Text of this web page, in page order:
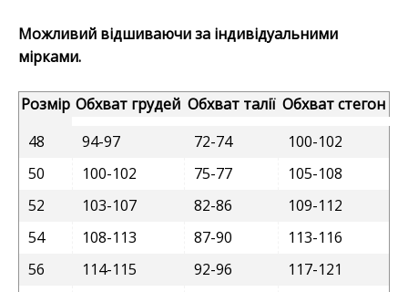
Можливий відшиваючи за індивідуальними
мірками.
Розмір Обхват грудей Обхват талії Обхват стегон
48
94-97 72-74
100-102
50
100-102 75-77
105-108
52
103-107 82-86
109-112
54
108-113 87-90
113-116
56
114-115 92-96
117-121